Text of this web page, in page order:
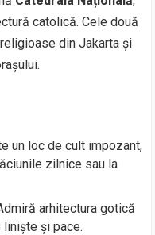
catolică. Cele două
din Jakarta și
un loc de cult impozant,
zilnice sau la
arhitectura gotică
și pace.